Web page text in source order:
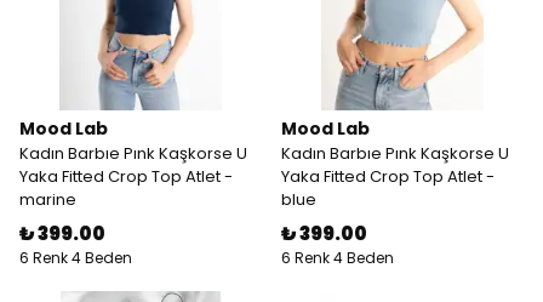
Mood Lab
Kadın Barbıe Pınk Kaşkorse U
Yaka Fitted Crop Top Atlet -
marine
₺ 399.00
6 Renk 4 Beden
Mood Lab
Kadın Barbıe Pınk Kaşkorse U
Yaka Fitted Crop Top Atlet -
blue
₺ 399.00
6 Renk 4 Beden